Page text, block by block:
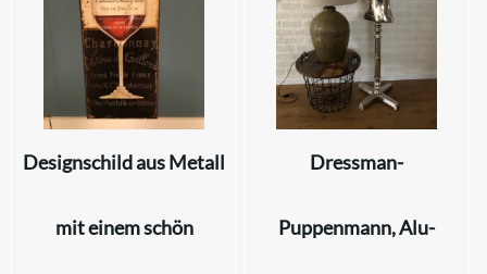
Designschild aus Metall
mit einem schön
Dressman-
Puppenmann, Alu-